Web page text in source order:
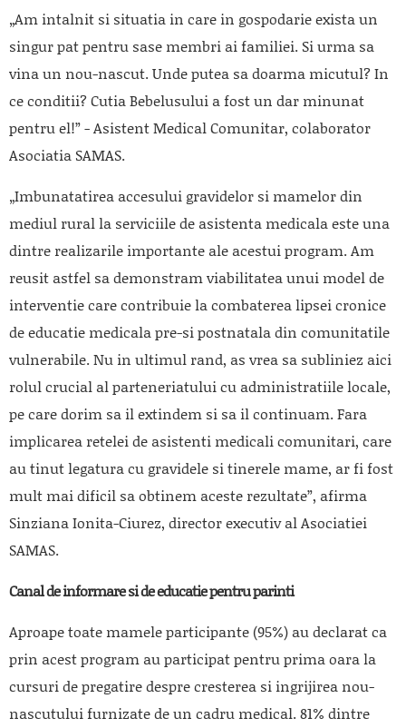
„Am intalnit si situatia in care in gospodarie exista un
singur pat pentru sase membri ai familiei. Si urma sa
vina un nou-nascut. Unde putea sa doarma micutul? In
ce conditii? Cutia Bebelusului a fost un dar minunat
pentru el!” - Asistent Medical Comunitar, colaborator
Asociatia SAMAS.
„Imbunatatirea accesului gravidelor si mamelor din
mediul rural la serviciile de asistenta medicala este una
dintre realizarile importante ale acestui program. Am
reusit astfel sa demonstram viabilitatea unui model de
interventie care contribuie la combaterea lipsei cronice
de educatie medicala pre-si postnatala din comunitatile
vulnerabile. Nu in ultimul rand, as vrea sa subliniez aici
rolul crucial al parteneriatului cu administratiile locale,
pe care dorim sa il extindem si sa il continuam. Fara
implicarea retelei de asistenti medicali comunitari, care
au tinut legatura cu gravidele si tinerele mame, ar fi fost
mult mai dificil sa obtinem aceste rezultate”, afirma
Sinziana Ionita-Ciurez, director executiv al Asociatiei
SAMAS.
Canal de informare si de educatie pentru parinti
Aproape toate mamele participante (95%) au declarat ca
prin acest program au participat pentru prima oara la
cursuri de pregatire despre cresterea si ingrijirea nou-
nascutului furnizate de un cadru medical. 81% dintre